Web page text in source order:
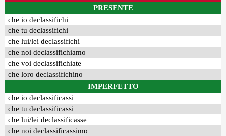
PRESENTE
che io declassifichi
che tu declassifichi
che lui/lei declassifichi
che noi declassifichiamo
che voi declassifichiate
che loro declassifichino
IMPERFETTO
che io declassificassi
che tu declassificassi
che lui/lei declassificasse
che noi declassificassimo